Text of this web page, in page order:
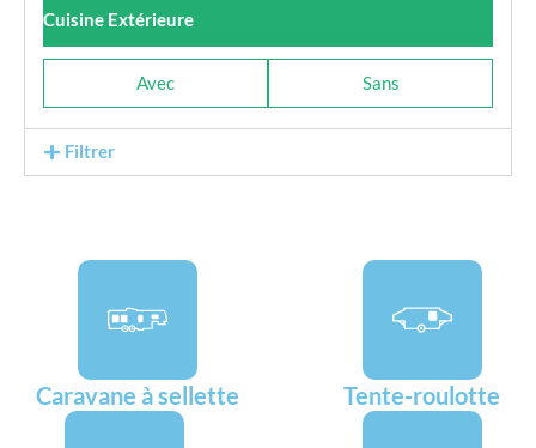
Cuisine Extérieure
Avec Sans
Filtrer
Caravane à sellette Tente-roulotte